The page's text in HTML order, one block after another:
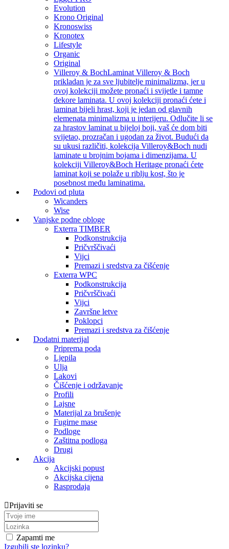
Evolution
Krono Original
Kronoswiss
Kronotex
Lifestyle
Organic
Original
Villeroy & BochLaminat Villeroy & Boch
prikladan je za sve ljubitelje minimalizma, jer u
ovoj kolekciji možete pronaći i svijetle i tamne
dekore laminata. U ovoj kolekciji pronaći ćete i
laminat bijeli hrast, koji je jedan od glavnih
elemenata minimalizma u interijeru. Odlučite li se
za hrastov laminat u bijeloj boji, vaš će dom biti
svijetao, prozračan i ugodan za život. Budući da
su ukusi različiti, kolekcija Villeroy&Boch nudi
laminate u brojnim bojama i dimenzijama. U
kolekciji Villeroy&Boch Heritage pronaći ćete
laminat koji se polaže u riblju kost, što je
posebnost među laminatima.
Podovi od pluta
Wicanders
Wise
Vanjske podne obloge
Exterra TIMBER
Podkonstrukcija
Pričvrščivaći
Vijci
Premazi i sredstva za čišćenje
Exterra WPC
Podkonstrukcija
Pričvrščivaći
Vijci
Završne letve
Poklopci
Premazi i sredstva za čišćenje
Dodatni materijal
Priprema poda
Ljepila
Ulja
Lakovi
Čišćenje i održavanje
Profili
Lajsne
Materijal za brušenje
Fugirne mase
Podloge
Zaštitna podloga
Drugi
Akcija
Akcijski popust
Akcijska cijena
Rasprodaja
Prijaviti se
Zapamti me
Izgubili ste lozinku?